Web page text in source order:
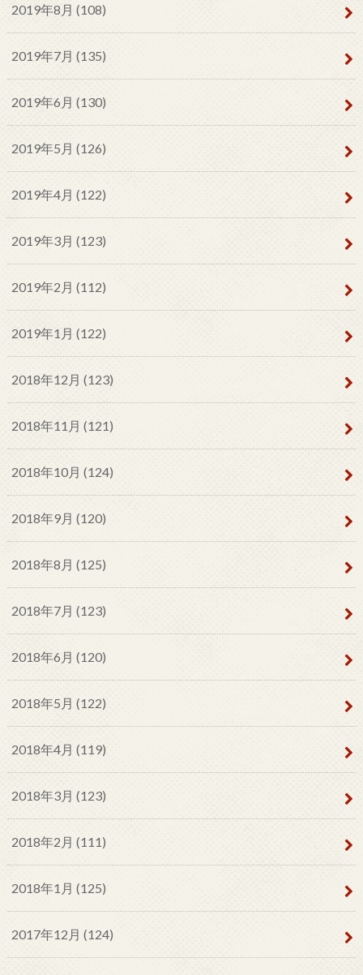
2019年8月 (108)
2019年7月 (135)
2019年6月 (130)
2019年5月 (126)
2019年4月 (122)
2019年3月 (123)
2019年2月 (112)
2019年1月 (122)
2018年12月 (123)
2018年11月 (121)
2018年10月 (124)
2018年9月 (120)
2018年8月 (125)
2018年7月 (123)
2018年6月 (120)
2018年5月 (122)
2018年4月 (119)
2018年3月 (123)
2018年2月 (111)
2018年1月 (125)
2017年12月 (124)